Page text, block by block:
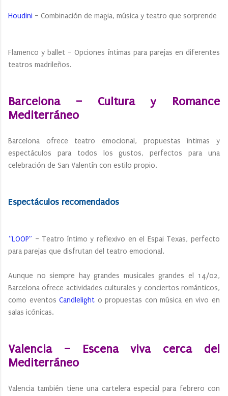
Houdini – Combinación de magia, música y teatro que sorprende
Flamenco y ballet – Opciones íntimas para parejas en diferentes
teatros madrileños.
Barcelona – Cultura y Romance
Mediterráneo
Barcelona ofrece teatro emocional, propuestas íntimas y
espectáculos para todos los gustos, perfectos para una
celebración de San Valentín con estilo propio.
Espectáculos recomendados
“LOOP” – Teatro íntimo y reflexivo en el Espai Texas, perfecto
para parejas que disfrutan del teatro emocional.
Aunque no siempre hay grandes musicales grandes el 14/02,
Barcelona ofrece actividades culturales y conciertos románticos,
como eventosCandlelight o propuestas con música en vivo en
salas icónicas.
Valencia – Escena viva cerca del
Mediterráneo
Valencia también tiene una cartelera especial para febrero con